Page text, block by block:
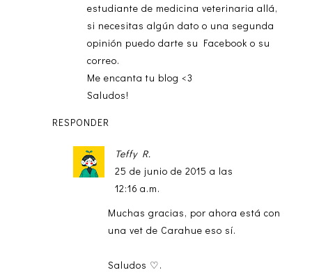
estudiante de medicina veterinaria allá,
si necesitas algún dato o una segunda
opinión puedo darte su Facebook o su
correo.
Me encanta tu blog <3
Saludos!
RESPONDER
Teffy R.
25 de junio de 2015 a las
12:16 a.m.
Muchas gracias, por ahora está con
una vet de Carahue eso sí.
Saludos ♡.